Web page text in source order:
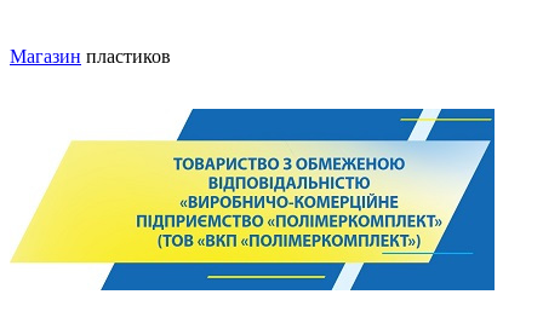
Магазин пластиков